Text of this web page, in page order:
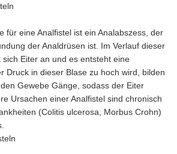
für eine Analfistel ist ein Analabszess, der
der Analdrüsen ist. Im Verlauf dieser
Eiter an und es entsteht eine
Druck in dieser Blase zu hoch wird, bilden
Gewebe Gänge, sodass der Eiter
Ursachen einer Analfistel sind chronisch
(Colitis ulcerosa, Morbus Crohn)